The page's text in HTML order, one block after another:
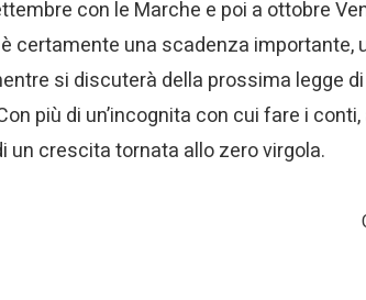
con le Marche e poi a ottobre
certamente una scadenza importante,
si discuterà della prossima legge
più di un’incognita con cui fare i
un crescita tornata allo zero virgola.